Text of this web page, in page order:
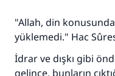
"Allah, din
yüklemedi." Hac
İdrar ve dışkı gibi
gelince, bunların